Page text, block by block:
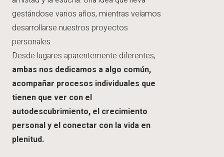
gestándose varios años, mientras veíamos
desarrollarse nuestros proyectos
personales.
Desde lugares aparentemente diferentes,
ambas nos dedicamos a algo común,
acompañar procesos individuales que
tienen que ver con el
autodescubrimiento, el crecimiento
personal y el conectar con la vida en
plenitud.